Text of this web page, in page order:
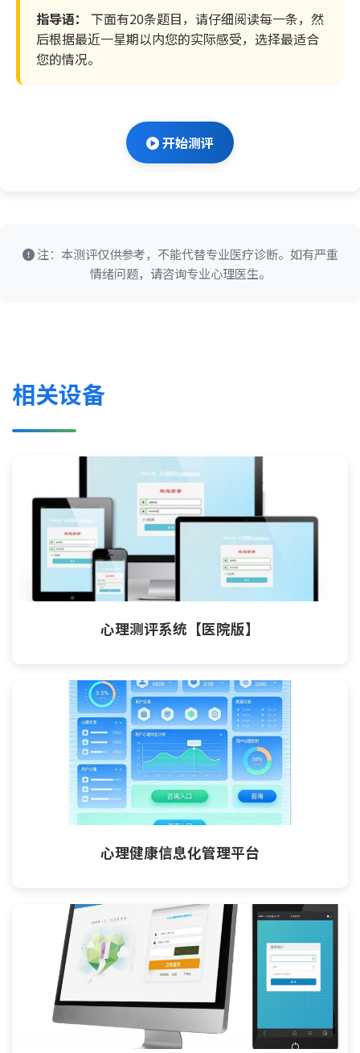
指导语：
下面有20条题目，请仔细阅读每一条，然
后根据最近一星期以内您的实际感受，选择最适合
您的情况。
开始测评
注：本测评仅供参考，不能代替专业医疗诊断。如有严重
情绪问题，请咨询专业心理医生。
相关设备
心理测评系统【医院版】
心理健康信息化管理平台